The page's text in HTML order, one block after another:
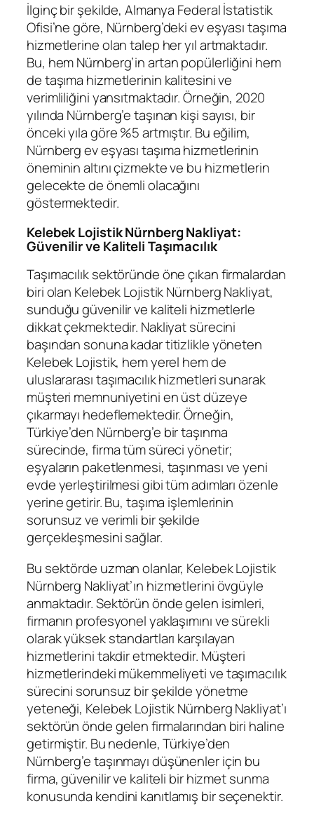
İlginç bir şekilde, Almanya Federal İstatistik
Ofisi’ne göre, Nürnberg’deki ev eşyası taşıma
hizmetlerine olan talep her yıl artmaktadır.
Bu, hem Nürnberg’in artan popülerliğini hem
de taşıma hizmetlerinin kalitesini ve
verimliliğini yansıtmaktadır. Örneğin, 2020
yılında Nürnberg’e taşınan kişi sayısı, bir
önceki yıla göre %5 artmıştır. Bu eğilim,
Nürnberg ev eşyası taşıma hizmetlerinin
öneminin altını çizmekte ve bu hizmetlerin
gelecekte de önemli olacağını
göstermektedir.
Kelebek Lojistik Nürnberg Nakliyat:
Güvenilir ve Kaliteli Taşımacılık
Taşımacılık sektöründe öne çıkan firmalardan
biri olan Kelebek Lojistik Nürnberg Nakliyat,
sunduğu güvenilir ve kaliteli hizmetlerle
dikkat çekmektedir. Nakliyat sürecini
başından sonuna kadar titizlikle yöneten
Kelebek Lojistik, hem yerel hem de
uluslararası taşımacılık hizmetleri sunarak
müşteri memnuniyetini en üst düzeye
çıkarmayı hedeflemektedir. Örneğin,
Türkiye’den Nürnberg’e bir taşınma
sürecinde, firma tüm süreci yönetir;
eşyaların paketlenmesi, taşınması ve yeni
evde yerleştirilmesi gibi tüm adımları özenle
yerine getirir. Bu, taşıma işlemlerinin
sorunsuz ve verimli bir şekilde
gerçekleşmesini sağlar.
Bu sektörde uzman olanlar, Kelebek Lojistik
Nürnberg Nakliyat’ın hizmetlerini övgüyle
anmaktadır. Sektörün önde gelen isimleri,
firmanın profesyonel yaklaşımını ve sürekli
olarak yüksek standartları karşılayan
hizmetlerini takdir etmektedir. Müşteri
hizmetlerindeki mükemmeliyeti ve taşımacılık
sürecini sorunsuz bir şekilde yönetme
yeteneği, Kelebek Lojistik Nürnberg Nakliyat’ı
sektörün önde gelen firmalarından biri haline
getirmiştir. Bu nedenle, Türkiye’den
Nürnberg’e taşınmayı düşünenler için bu
firma, güvenilir ve kaliteli bir hizmet sunma
konusunda kendini kanıtlamış bir seçenektir.